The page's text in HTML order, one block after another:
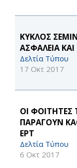
ΚΥΚΛΟΣ
ΑΣΦΑΛΕΙΑ
Δελτία Τύπου
17 Οκτ 2017
OI ΦΟΙΤΗΤΕΣ
ΠΑΡΑΓΟΥΝ
ΕΡΤ
Δελτία Τύπου
6 Οκτ 2017